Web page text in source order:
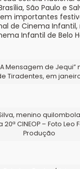
São Paulo e
importantes
de Cinema Infantil,
Infantil de Belo
Mensagem de Jequi”
Tiradentes, em
menino
CINEOP – Foto Leo
Produção